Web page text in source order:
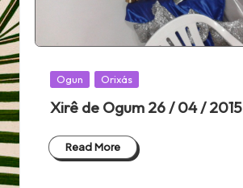
Posted
Ogun Orixás
Xirê de Ogum 26 / 04 / 2015
Read More